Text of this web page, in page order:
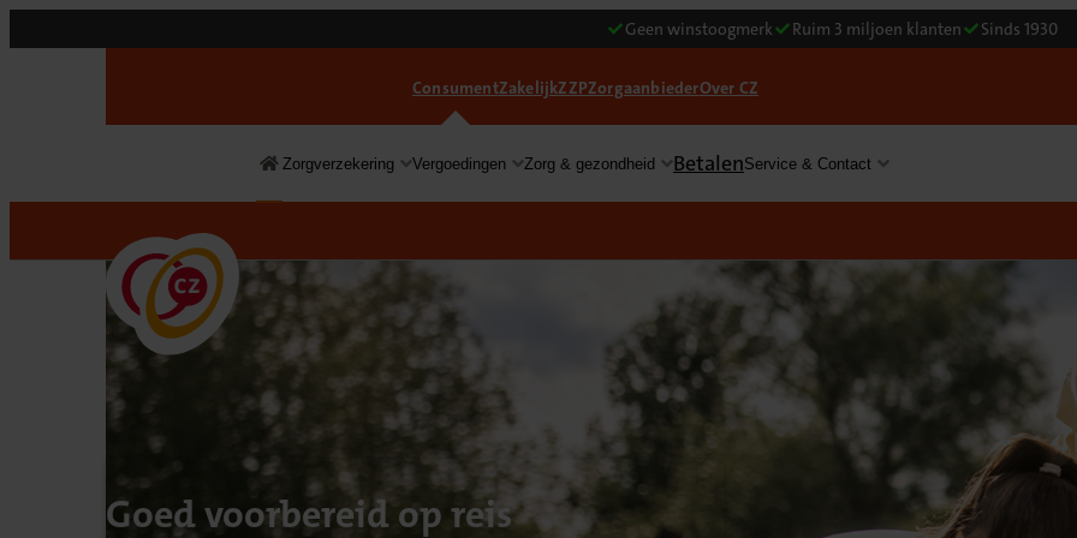
Geen winstoogmerk Ruim 3 miljoen klanten Sinds 1930
ConsumentZakelijkZZPZorgaanbiederOver CZ
Consument
Zorgverzekering Vergoedingen Zorg & gezondheid BetalenService & Contact
Goed voorbereid op reis